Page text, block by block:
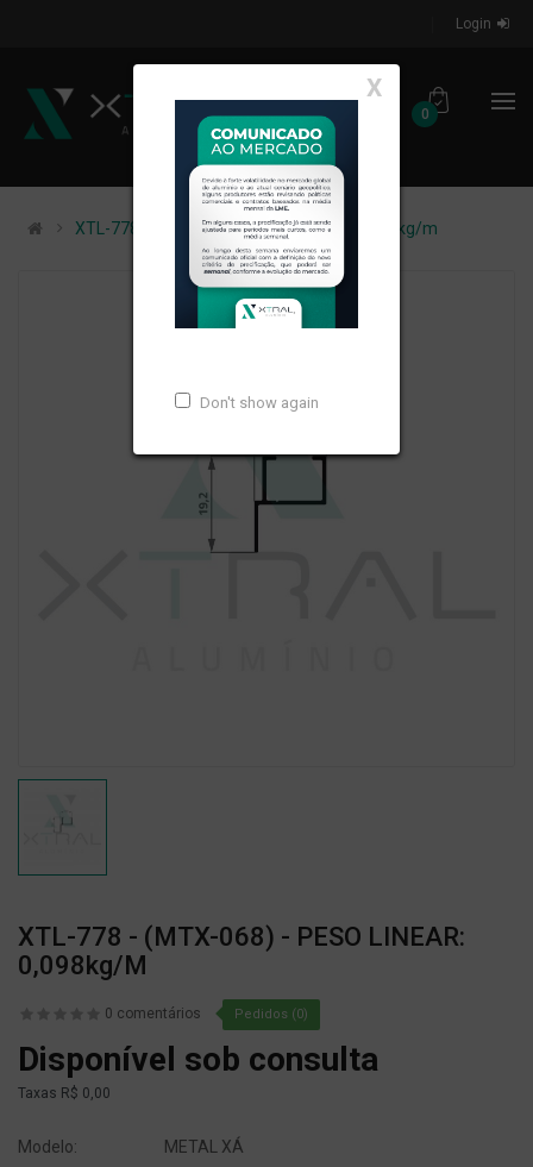
Login
0
X
Don't show again
XTL-778 - (MTX-068) - PESO LINEAR: 0,098kg/m
XTL-778 - (MTX-068) - PESO LINEAR:
0,098kg/m
0 comentários Pedidos (0)
Disponível sob consulta
Taxas R$ 0,00
Modelo:
METAL XÁ